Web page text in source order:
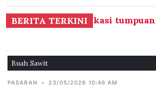
BERITA TERKINI
perlu ambil kira lokasi
Buah Sawit
PASARAN • 23/05/2026 10:46 AM